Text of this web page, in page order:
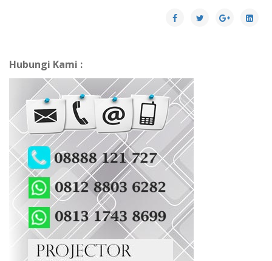
Hubungi Kami :